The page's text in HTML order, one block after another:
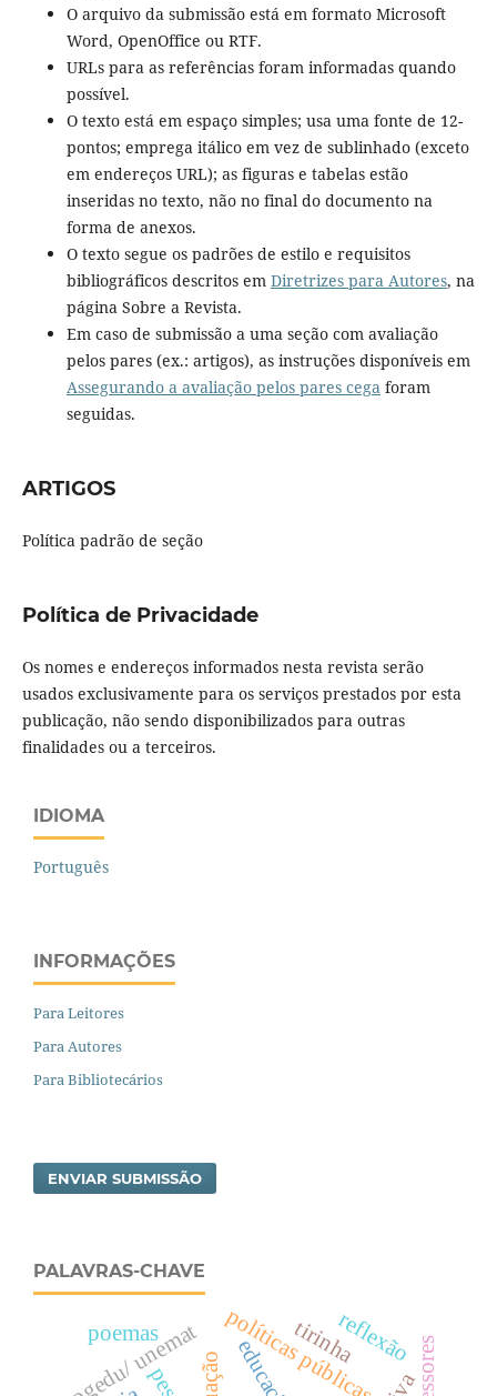
O arquivo da submissão está em formato Microsoft
Word, OpenOffice ou RTF.
URLs para as referências foram informadas quando
possível.
O texto está em espaço simples; usa uma fonte de 12-
pontos; emprega itálico em vez de sublinhado (exceto
em endereços URL); as figuras e tabelas estão
inseridas no texto, não no final do documento na
forma de anexos.
O texto segue os padrões de estilo e requisitos
bibliográficos descritos em Diretrizes para Autores, na
página Sobre a Revista.
Em caso de submissão a uma seção com avaliação
pelos pares (ex.: artigos), as instruções disponíveis em
Assegurando a avaliação pelos pares cegaforam
seguidas.
ARTIGOS
Política padrão de seção
Política de Privacidade
Os nomes e endereços informados nesta revista serão
usados exclusivamente para os serviços prestados por esta
publicação, não sendo disponibilizados para outras
finalidades ou a terceiros.
IDIOMA
Português
INFORMAÇÕES
Para Leitores
Para Autores
Para Bibliotecários
ENVIAR SUBMISSÃO
PALAVRAS-CHAVE
políticas públicas
ppgedu/ unemat tirinha
poemas reflexão